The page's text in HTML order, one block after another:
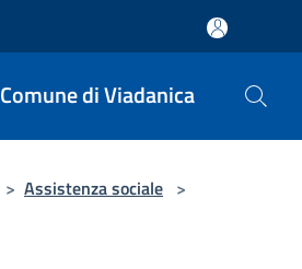
Comune di Viadanica
> Assistenza sociale >